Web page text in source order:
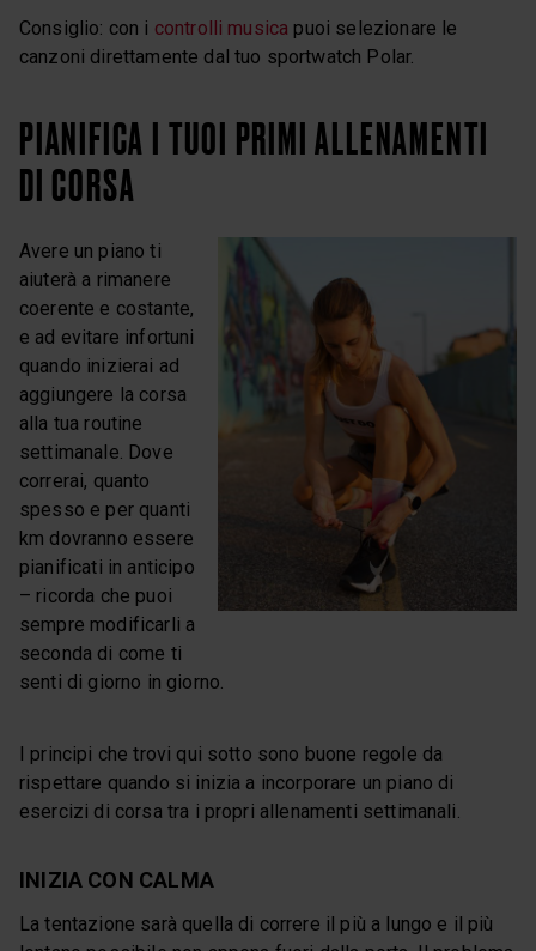
Consiglio: con i controlli musica puoi selezionare le
canzoni direttamente dal tuo sportwatch Polar.
PIANIFICA I TUOI PRIMI ALLENAMENTI
DI CORSA
Avere un piano ti
aiuterà a rimanere
coerente e costante,
e ad evitare infortuni
quando inizierai ad
aggiungere la corsa
alla tua routine
settimanale. Dove
correrai, quanto
spesso e per quanti
km dovranno essere
pianificati in anticipo
– ricorda che puoi
sempre modificarli a
seconda di come ti
senti di giorno in giorno.
I principi che trovi qui sotto sono buone regole da
rispettare quando si inizia a incorporare un piano di
esercizi di corsa tra i propri allenamenti settimanali.
INIZIA CON CALMA
La tentazione sarà quella di correre il più a lungo e il più